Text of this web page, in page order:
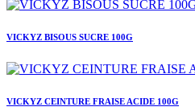
VICKYZ BISOUS SUCRE 100G
VICKYZ CEINTURE FRAISE ACIDE 100G